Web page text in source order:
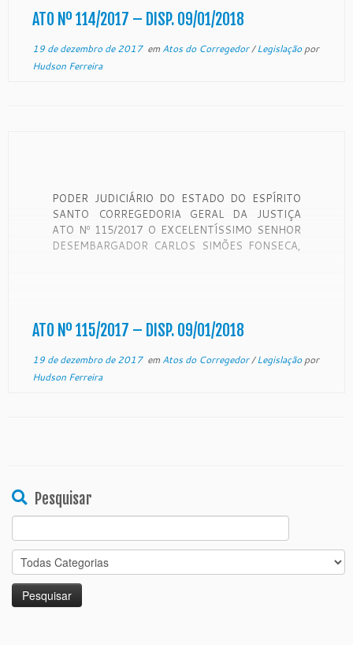
PARA […]
ATO Nº 114/2017 – DISP. 09/01/2018
19 de dezembro de 2017em Atos do Corregedor/Legislaçãopor
Hudson Ferreira
PODER JUDICIÁRIO DO ESTADO DO ESPÍRITO
SANTO CORREGEDORIA GERAL DA JUSTIÇA
ATO Nº 115/2017 O EXCELENTÍSSIMO SENHOR
DESEMBARGADOR CARLOS SIMÕES FONSECA,
ATO Nº 115/2017 – DISP. 09/01/2018
19 de dezembro de 2017em Atos do Corregedor/Legislaçãopor
Hudson Ferreira
Pesquisar
for: